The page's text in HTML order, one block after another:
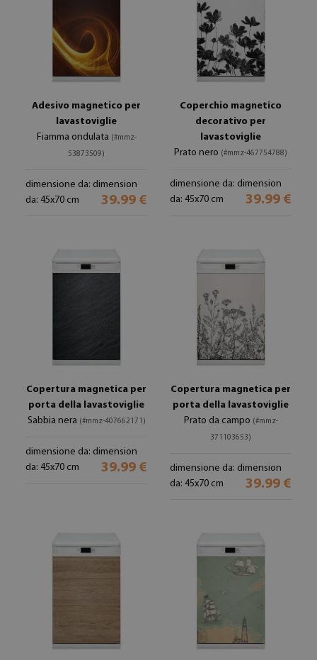
Adesivo magnetico per
lavastoviglie
Fiamma ondulata (#mmz-
53873509)
dimensione da: dimension
da: 45x70 cm
39.99 €
Coperchio magnetico
decorativo per
lavastoviglie
Prato nero (#mmz-467754788)
dimensione da: dimension
da: 45x70 cm
39.99 €
Copertura magnetica per
porta della lavastoviglie
Sabbia nera (#mmz-407662171)
dimensione da: dimension
da: 45x70 cm
39.99 €
Copertura magnetica per
porta della lavastoviglie
Prato da campo (#mmz-
371103653)
dimensione da: dimension
da: 45x70 cm
39.99 €